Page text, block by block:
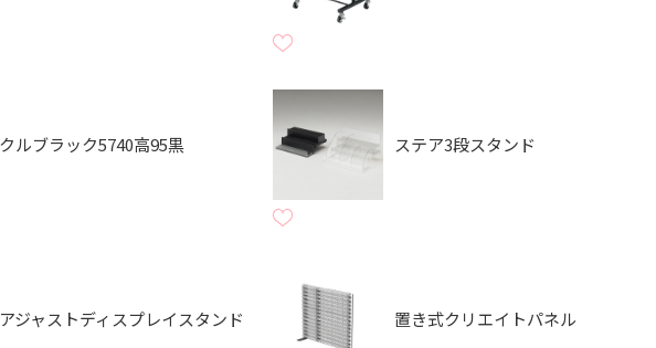
クルブラック5740高95黒 ステア3段スタンド
アジャストディスプレイスタンド 置き式クリエイトパネル